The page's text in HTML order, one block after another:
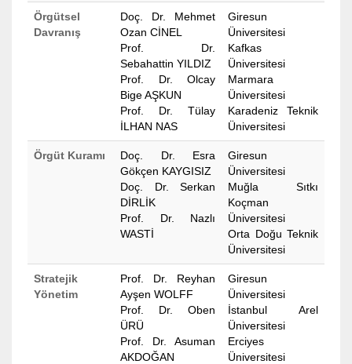
Örgütsel
Davranış
Doç. Dr. Mehmet
Ozan CİNEL
Prof. Dr.
Sebahattin YILDIZ
Prof. Dr. Olcay
Bige AŞKUN
Prof. Dr. Tülay
İLHAN NAS
Giresun
Üniversitesi
Kafkas
Üniversitesi
Marmara
Üniversitesi
Karadeniz Teknik
Üniversitesi
Örgüt Kuramı
Doç. Dr. Esra
Gökçen KAYGISIZ
Doç. Dr. Serkan
DİRLİK
Prof. Dr. Nazlı
WASTİ
Giresun
Üniversitesi
Muğla Sıtkı
Koçman
Üniversitesi
Orta Doğu Teknik
Üniversitesi
Stratejik
Yönetim
Prof. Dr. Reyhan
Ayşen WOLFF
Prof. Dr. Oben
ÜRÜ
Prof. Dr. Asuman
AKDOĞAN
Giresun
Üniversitesi
İstanbul Arel
Üniversitesi
Erciyes
Üniversitesi